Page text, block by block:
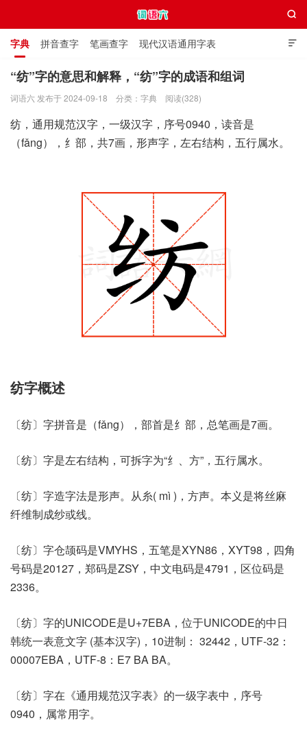

字典 拼音查字 笔画查字 现代汉语通用字表
通用规范汉字表 叠字大全 独体字大全 极简英语词典

“纺”字的意思和解释，“纺”字的成语和组词
词语六 发布于 2024-09-18 分类： 字典 阅读(328)
纺，通用规范汉字，一级汉字，序号0940，读音是
（fǎng），纟部，共7画，形声字，左右结构，五行属水。
纺字概述
〔纺〕字拼音是（fǎng），部首是纟部，总笔画是7画。
〔纺〕字是左右结构，可拆字为“纟、方”，五行属水。
〔纺〕字造字法是形声。从糸( mì )，方声。本义是将丝麻
纤维制成纱或线。
〔纺〕字仓颉码是VMYHS，五笔是XYN86，XYT98，四角
号码是20127，郑码是ZSY，中文电码是4791，区位码是
2336。
〔纺〕字的UNICODE是U+7EBA，位于UNICODE的中日
韩统一表意文字 (基本汉字)，10进制： 32442，UTF-32：
00007EBA，UTF-8：E7 BA BA。
〔纺〕字在《通用规范汉字表》的一级字表中，序号
0940，属常用字。